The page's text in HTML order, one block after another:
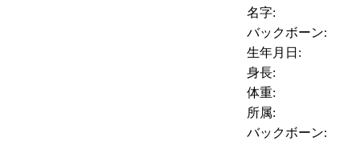
名字:
バックボーン:
生年月日:
身長:
体重:
所属:
バックボーン: